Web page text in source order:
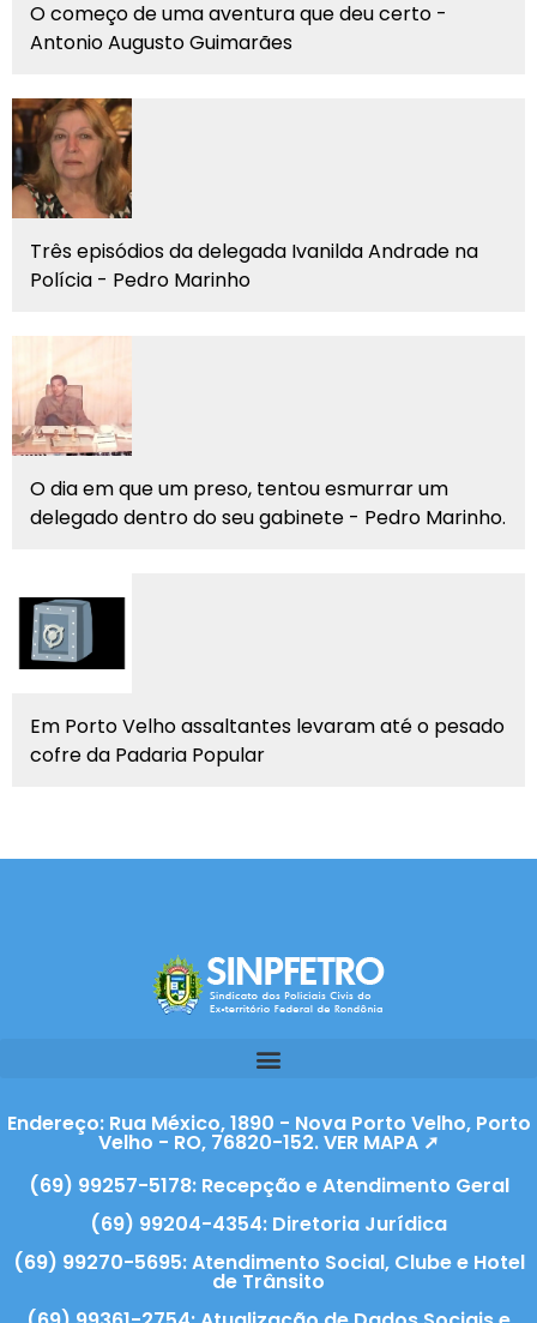
O começo de uma aventura que deu certo -
Antonio Augusto Guimarães
Três episódios da delegada Ivanilda Andrade na
Polícia - Pedro Marinho
O dia em que um preso, tentou esmurrar um
delegado dentro do seu gabinete - Pedro Marinho.
Em Porto Velho assaltantes levaram até o pesado
cofre da Padaria Popular
Endereço: Rua México, 1890 - Nova Porto Velho, Porto
Velho - RO, 76820-152. VER MAPA ➚
(69) 99257-5178: Recepção e Atendimento Geral
(69) 99204-4354: Diretoria Jurídica
(69) 99270-5695: Atendimento Social, Clube e Hotel
de Trânsito